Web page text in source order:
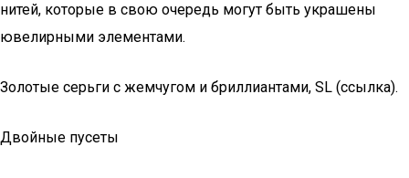
нитей, которые в свою очередь могут быть украшены
ювелирными элементами.
Золотые серьги с жемчугом и бриллиантами, SL (ссылка).
Двойные пусеты